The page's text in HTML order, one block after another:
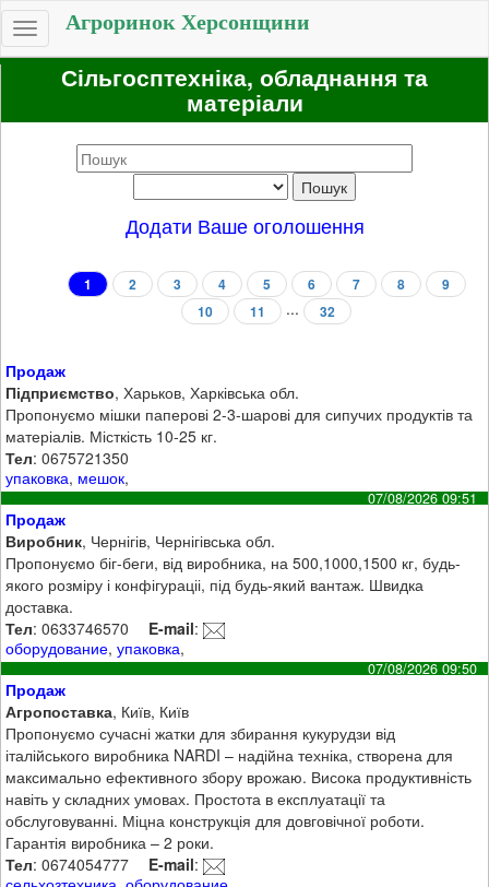
Toggle
navigation
Агроринок Херсонщини
Сільгосптехніка, обладнання та
матеріали
Додати Ваше оголошення
1 2 3 4 5 6 7 8
9
10
11 ... 32
Продаж
Підприємство, Харьков, Харківська обл.
Пропонуємо мішки паперові 2-3-шарові для сипучих продуктів та
матеріалів. Місткість 10-25 кг.
Тел: 0675721350
упаковка, мешок,
07/08/2026 09:51
Продаж
Виробник, Чернігів, Чернігівська обл.
Пропонуємо біг-беги, від виробника, на 500,1000,1500 кг, будь-
якого розміру і конфігураціі, під будь-який вантаж. Швидка
доставка.
Тел: 0633746570 E-mail:
оборудование,упаковка,
07/08/2026 09:50
Продаж
Агропоставка, Київ, Київ
Пропонуємо сучасні жатки для збирання кукурудзи від
італійського виробника NARDI – надійна техніка, створена для
максимально ефективного збору врожаю. Висока продуктивність
навіть у складних умовах. Простота в експлуатації та
обслуговуванні. Міцна конструкція для довговічної роботи.
Гарантія виробника – 2 роки.
Тел: 0674054777 E-mail: